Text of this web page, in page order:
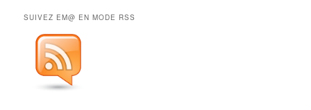
SUIVEZ EM@ EN MODE RSS